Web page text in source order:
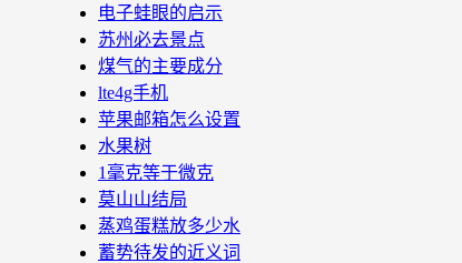
电子蛙眼的启示
苏州必去景点
煤气的主要成分
lte4g手机
苹果邮箱怎么设置
水果树
1毫克等于微克
莫山山结局
蒸鸡蛋糕放多少水
蓄势待发的近义词